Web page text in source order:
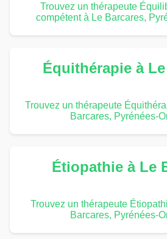
Trouvez un thérapeute
compétent à Le Barcares,
Équithérapie à
Trouvez un thérapeute
Barcares, Pyrénées-
Étiopathie à Le
Trouvez un thérapeute
Barcares, Pyrénées-